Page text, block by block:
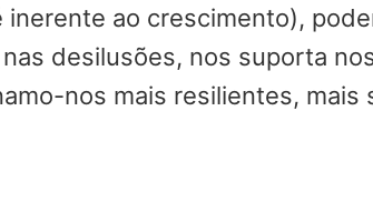
ao crescimento),
desilusões, nos suporta
nos mais resilientes,